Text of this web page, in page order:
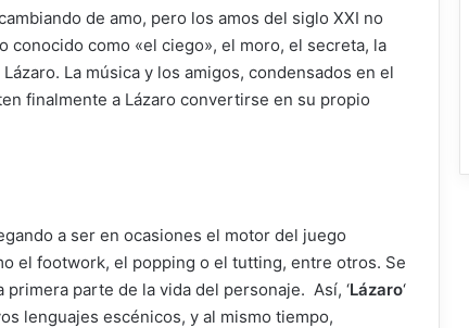
de amo, pero los amos del siglo XXI no
conocido como «el ciego», el moro, el secreta, la
La música y los amigos, condensados en el
finalmente a Lázaro convertirse en su propio
a ser en ocasiones el motor del juego
el footwork, el popping o el tutting, entre otros. Se
parte de la vida del personaje. Así, ‘Lázaro‘
lenguajes escénicos, y al mismo tiempo,